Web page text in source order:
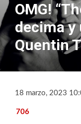
OMG!
decima
Quentin
18 marzo, 2023
706